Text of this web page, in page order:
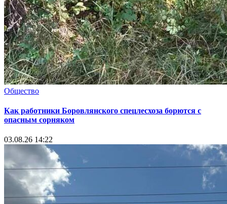
Общество
Как работники Боровлянского спецлесхоза борются с
опасным сорняком
03.08.26 14:22